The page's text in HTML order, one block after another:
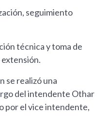
seguimiento
técnica y toma de
se realizó una
del intendente Othar
por el vice intendente,